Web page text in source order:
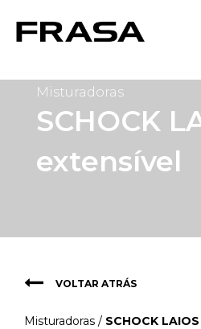
Misturadoras
SCHOCK
extensível
VOLTAR ATRÁS
Misturadoras / SCHOCK